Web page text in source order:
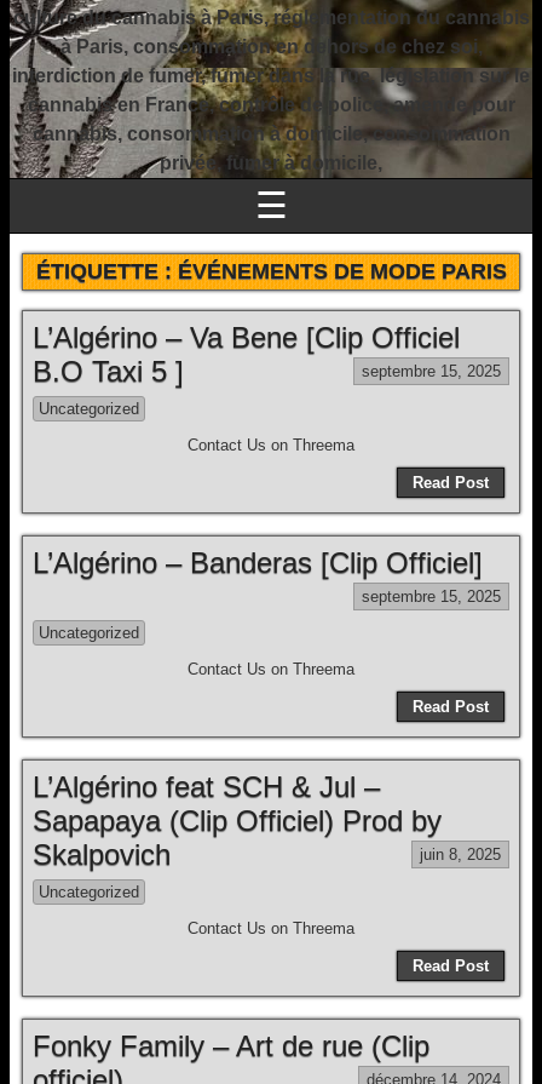
culture du cannabis à Paris, réglementation du cannabis
à Paris, consommation en dehors de chez soi,
interdiction de fumer, fumer dans la rue, législation sur le
cannabis en France, contrôle de police, amende pour
cannabis, consommation à domicile, consommation
privée, fumer à domicile,
☰
ÉTIQUETTE :ÉVÉNEMENTS DE MODE PARIS
L’Algérino – Va Bene [Clip Officiel
B.O Taxi 5 ]
septembre 15, 2025
Uncategorized
Contact Us on Threema
Read Post
L’Algérino – Banderas [Clip Officiel]
septembre 15, 2025
Uncategorized
Contact Us on Threema
Read Post
L’Algérino feat SCH & Jul –
Sapapaya (Clip Officiel) Prod by
Skalpovich
juin 8, 2025
Uncategorized
Contact Us on Threema
Read Post
Fonky Family – Art de rue (Clip
décembre 14, 2024